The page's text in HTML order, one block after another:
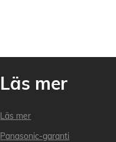
Läs mer
Läs mer
Panasonic-garanti